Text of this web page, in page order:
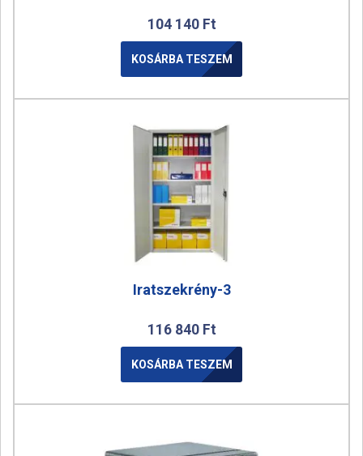
104 140 Ft
KOSÁRBA TESZEM
Iratszekrény-3
116 840 Ft
KOSÁRBA TESZEM